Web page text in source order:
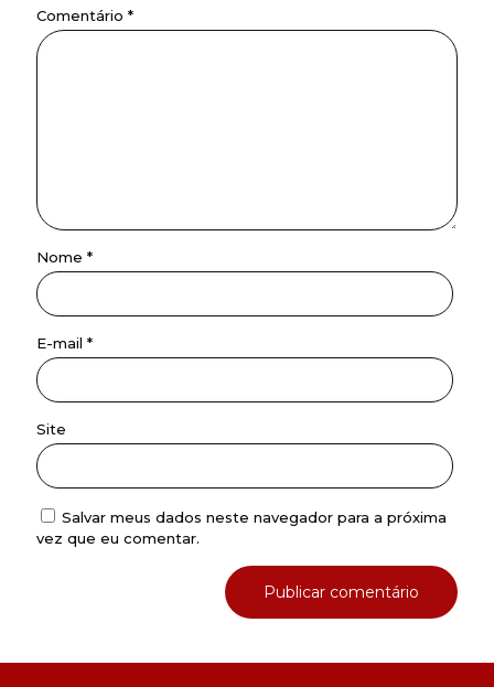
Comentário *
Nome *
E-mail *
Site
Salvar meus dados neste navegador para a próxima
vez que eu comentar.